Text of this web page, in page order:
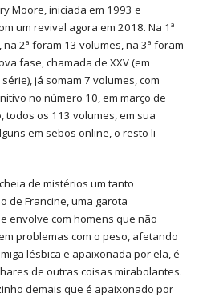
Moore, iniciada em 1993 e
um revival agora em 2018. Na 1ª
2ª foram 13 volumes, na 3ª foram
fase, chamada de XXV (em
já somam 7 volumes, com
no número 10, em março de
todos os 113 volumes, em sua
em sebos online, o resto li
de mistérios um tanto
de Francine, uma garota
envolve com homens que não
problemas com o peso, afetando
lésbica e apaixonada por ela, é
de outras coisas mirabolantes.
demais que é apaixonado por